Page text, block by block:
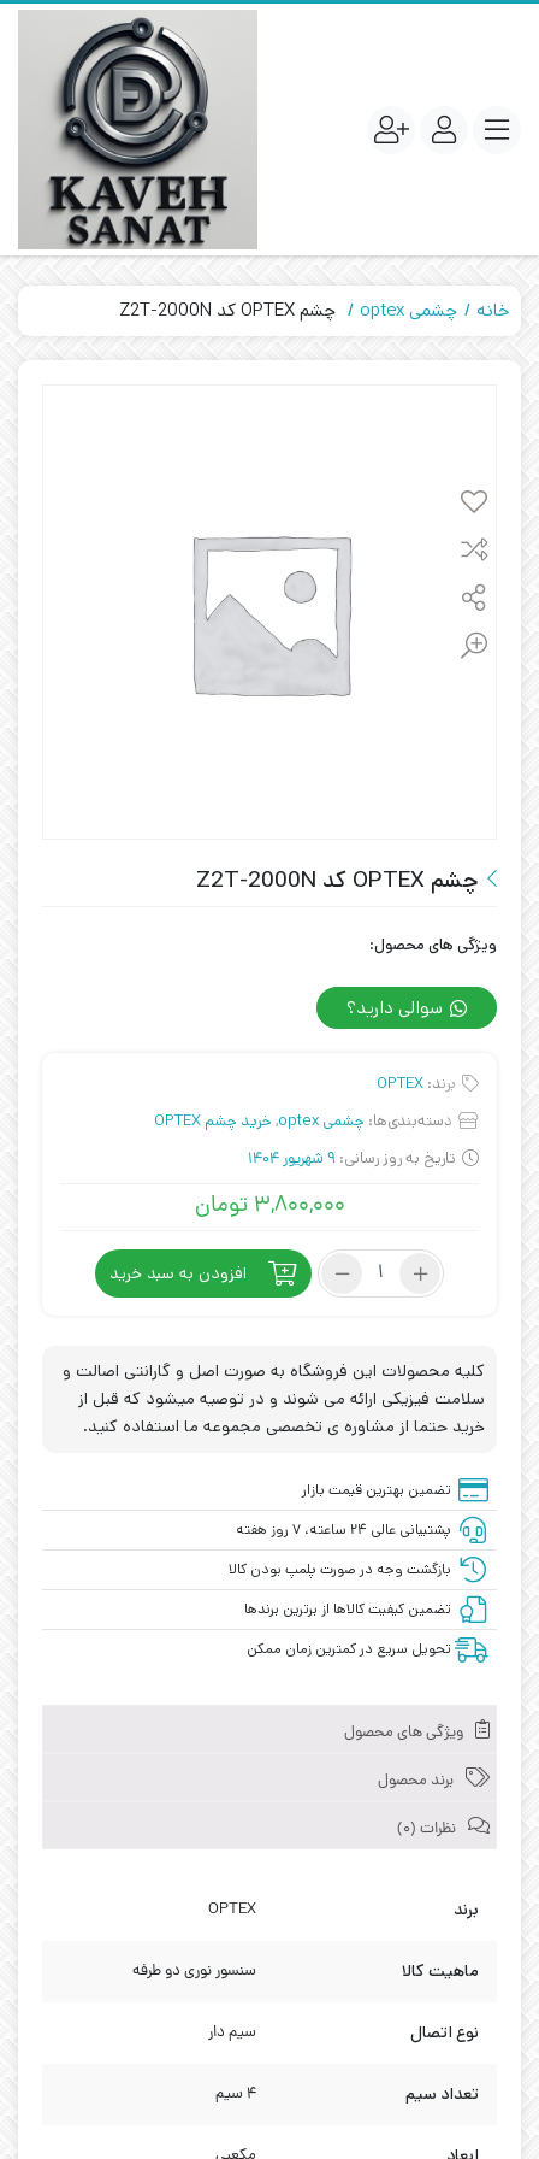
خانه چشمی optex چشم OPTEX کد Z2T-2000N
چشم OPTEX کد Z2T-2000N
ویژگی های محصول:
سوالی دارید؟
برند: OPTEX
دسته‌بندی‌ها: چشمی optex , خرید چشم OPTEX
تاریخ به روز رسانی: 9 شهریور 1404
۳,۸۰۰,۰۰۰ تومان
چشم
2000N
عدد
افزودن به سبد خرید
کلیه محصولات این فروشگاه به صورت اصل و گارانتی اصالت و
سلامت فیزیکی ارائه می شوند و در توصیه میشود که قبل از
خرید حتما از مشاوره ی تخصصی مجموعه ما استفاده کنید.
تضمین بهترین قیمت بازار
پشتیبانی عالی ۲۴ ساعته، ۷ روز هفته
بازگشت وجه در صورت پلمپ بودن کالا
تضمین کیفیت کالاها از برترین برندها
تحویل سریع در کمترین زمان ممکن
ویژگی های محصول
برند محصول
نظرات (0)
برند OPTEX
ماهیت کالا سنسور نوری دو طرفه
نوع اتصال سیم دار
تعداد سیم 4 سیم